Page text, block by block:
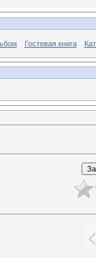
Гостевая книга